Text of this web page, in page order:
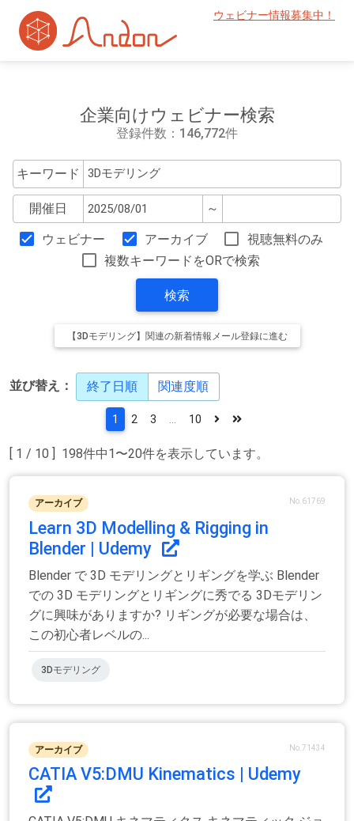
ウェビナー情報募集中！
企業向けウェビナー検索
登録件数：146,772件
キーワード
開催日 ～
ウェビナー アーカイブ
視聴無料のみ
複数キーワードをORで検索
検索
【3Dモデリング】関連の新着情報メール登録に進む
並び替え： 終了日順 関連度順
[ 1 / 10 ] 198件中1〜20件を表示しています。
1 2 3 10
アーカイブ No.61769
Learn 3D Modelling & Rigging in
Blender | Udemy
Blender で 3D モデリングとリギングを学ぶ Blender
での 3D モデリングとリギングに秀でる 3Dモデリン
グに興味がありますか? リギングが必要な場合は、
この初心者レベルの...
3Dモデリング
アーカイブ No.71434
CATIA V5:DMU Kinematics | Udemy